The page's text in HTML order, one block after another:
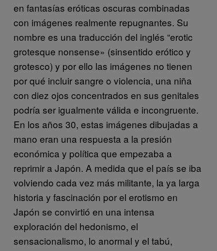
en fantasías eróticas oscuras combinadas
con imágenes realmente repugnantes. Su
nombre es una traducción del inglés “erotic
grotesque nonsense» (sinsentido erótico y
grotesco) y por ello las imágenes no tienen
por qué incluir sangre o violencia, una niña
con diez ojos concentrados en sus genitales
podría ser igualmente válida e incongruente.
En los años 30, estas imágenes dibujadas a
mano eran una respuesta a la presión
económica y política que empezaba a
reprimir a Japón. A medida que el país se iba
volviendo cada vez más militante, la ya larga
historia y fascinación por el erotismo en
Japón se convirtió en una intensa
exploración del hedonismo, el
sensacionalismo, lo anormal y el tabú,